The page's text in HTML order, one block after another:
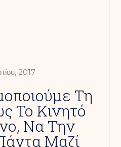
2017
Τη
Το Κινητό
Να Την
Μαζί